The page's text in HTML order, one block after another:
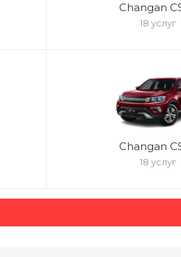
Changan
18 услуг
Changan
18 услуг